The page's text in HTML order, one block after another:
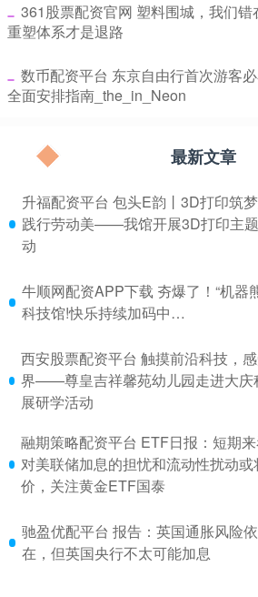
​361股票配资官网 塑料围城，我们错
重塑体系才是退路
数币配资平台 东京自由行首次游客
全面安排指南_the_in_Neon
最新文章
升福配资平台 包头E韵丨3D打印筑
践行劳动美——我馆开展3D打印主
动
牛顺网配资APP下载 夯爆了！“机器
科技馆!快乐持续加码中…
西安股票配资平台 触摸前沿科技，
界——尊皇吉祥馨苑幼儿园走进大庆
展研学活动
融期策略配资平台 ETF日报：短期
对美联储加息的担忧和流动性扰动或
价，关注黄金ETF国泰
驰盈优配平台 报告：英国通胀风险
在，但英国央行不太可能加息